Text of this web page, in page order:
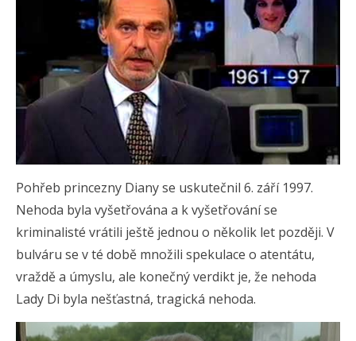
Pohřeb princezny Diany se uskutečnil 6. září 1997.
Nehoda byla vyšetřována a k vyšetřování se
kriminalisté vrátili ještě jednou o několik let později. V
bulváru se v té době množili spekulace o atentátu,
vraždě a úmyslu, ale konečný verdikt je, že nehoda
Lady Di byla nešťastná, tragická nehoda.